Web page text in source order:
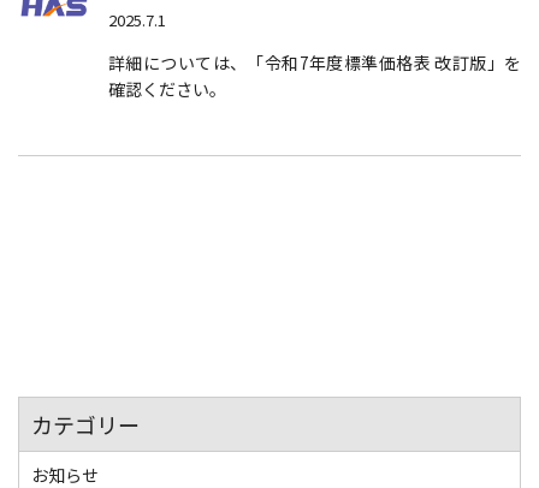
製品一覧
図面・価格表
会社案内
新着情報
お問い合わせ
2025.7.1
詳細については、「令和7年度標準価格表 改訂版」を
確認ください。
カテゴリー
お知らせ